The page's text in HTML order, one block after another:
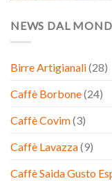
NEWS DAL
Birre Artigianali(28)
Caffè Borbone(24)
Caffè Covim(3)
Caffè Lavazza(9)
Caffè Saida Gusto